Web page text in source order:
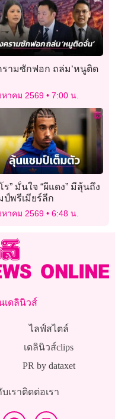
รามซักฟอก ถล่ม‘หนูติด
หาคม 2569 7:00 น.
ร” มั่นใจ “ผีแดง” มีลุ้นถึง
ป์พรีเมียร์ลีก
หาคม 2569 6:48 น.
เดลินิวส์
ไลฟ์สไตล์
เดลินิวส์clips
PR by dataxet
เราติดต่อเรา